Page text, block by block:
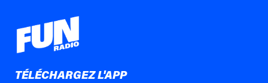
TÉLÉCHARGEZ L'APP